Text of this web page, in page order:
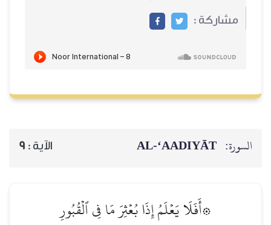
مشاركة :
السورة: AL‑‘AADIYĀT الآية : 9
۞أَفَلَا يَعۡلَمُ إِذَا بُعۡثِرَ مَا فِي ٱلۡقُبُورِ